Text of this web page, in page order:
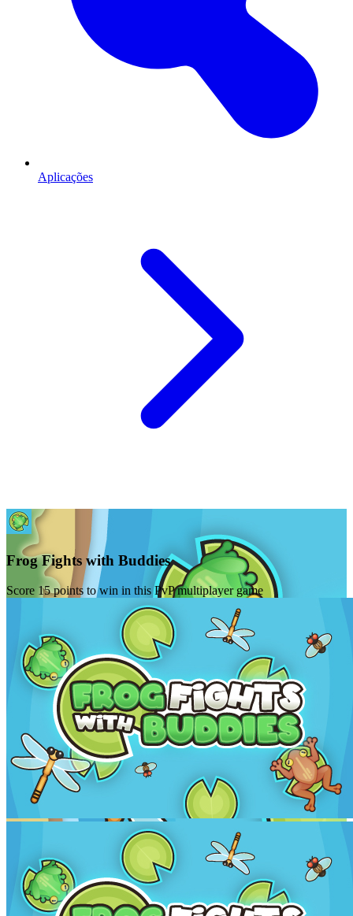
Aplicações
Frog Fights with Buddies
Score 15 points to win in this PvP multiplayer game